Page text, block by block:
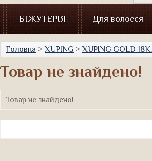
БІЖУТЕРІЯ Для волосся
Головна >XUPING >XUPING GOLD 18К.
Товар не знайдено!
Товар не знайдено!